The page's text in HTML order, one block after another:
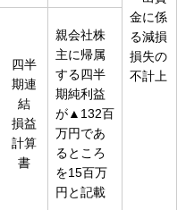
金に係
る減損
損失の
不計上
四半
期連
結
損益
計算
書
親会社株
主に帰属
する四半
期純利益
が▲132百
万円であ
るところ
を15百万
円と記載